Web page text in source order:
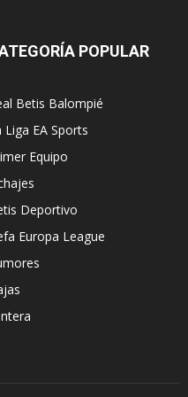
POPULAR
Betis Balompié
Liga EA Sports
Equipo
Deportivo
Europa League